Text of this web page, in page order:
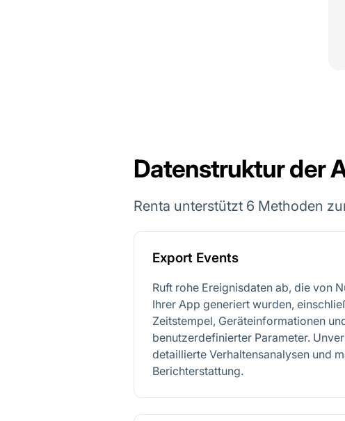
Datenstruktur der
Renta unterstützt 6 Methoden
Export Events
Ruft rohe Ereignisdaten ab, die von
Ihrer App generiert wurden,
Zeitstempel, Geräteinformationen
benutzerdefinierter Parameter.
detaillierte Verhaltensanalysen und
Berichterstattung.